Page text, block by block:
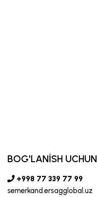
BOG'LANİSH UCHUN
+998 77 339 77 99
semerkand.ersagglobal.uz